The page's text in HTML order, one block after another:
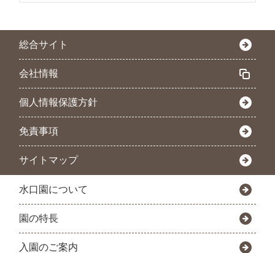
総合サイト
会社情報
個人情報保護方針
免責事項
サイトマップ
水口園について
園の特長
入園のご案内